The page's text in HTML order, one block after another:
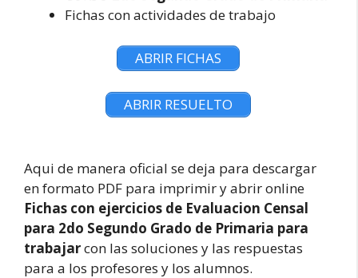
Fichas con actividades de trabajo
ABRIR FICHAS
ABRIR RESUELTO
Aqui de manera oficial se deja para descargar
en formato PDF para imprimir y abrir online
Fichas con ejercicios de Evaluacion Censal
para 2do Segundo Grado de Primaria para
trabajarcon las soluciones y las respuestas
para a los profesores y los alumnos.